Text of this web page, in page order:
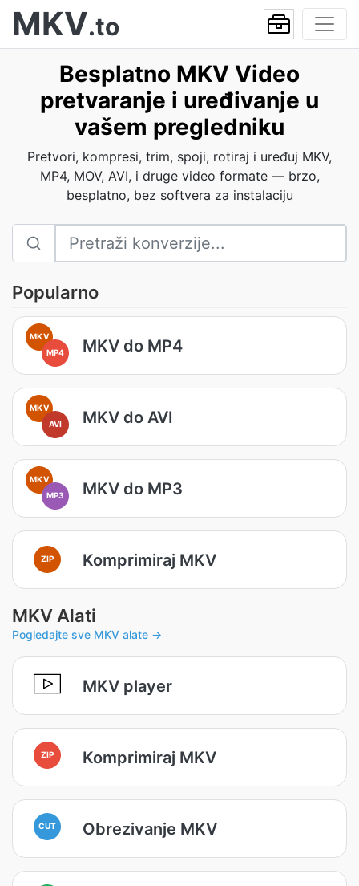
MKV.to
Besplatno MKV Video
pretvaranje i uređivanje u
vašem pregledniku
Pretvori, kompresi, trim, spoji, rotiraj i uređuj MKV,
MP4, MOV, AVI, i druge video formate — brzo,
besplatno, bez softvera za instalaciju
Popularno
MKV
MP4
MKV do MP4
MKV
AVI
MKV do AVI
MKV
MP3
MKV do MP3
ZIP Komprimiraj MKV
MKV Alati
Pogledajte sve MKV alate →
MKV player
ZIP Komprimiraj MKV
CUT Obrezivanje MKV